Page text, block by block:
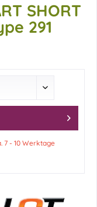
SHORT
291
7 - 10 Werktage